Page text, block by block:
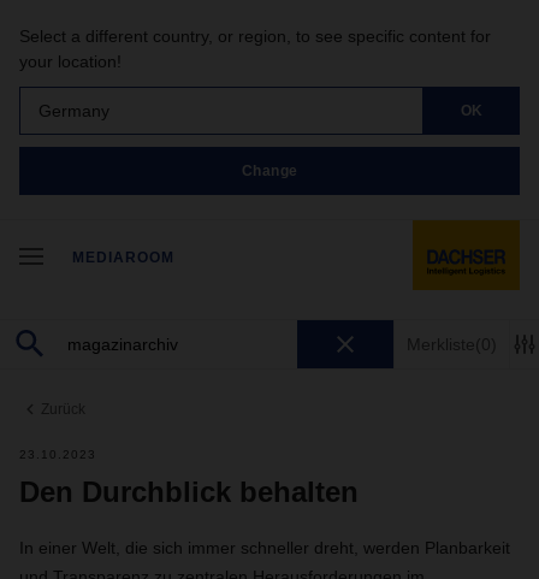
Select a different country, or region, to see specific content for
your location!
Germany OK
Change
MEDIAROOM
Merkliste(0)
Zurück
23.10.2023
Den Durchblick behalten
In einer Welt, die sich immer schneller dreht, werden Planbarkeit